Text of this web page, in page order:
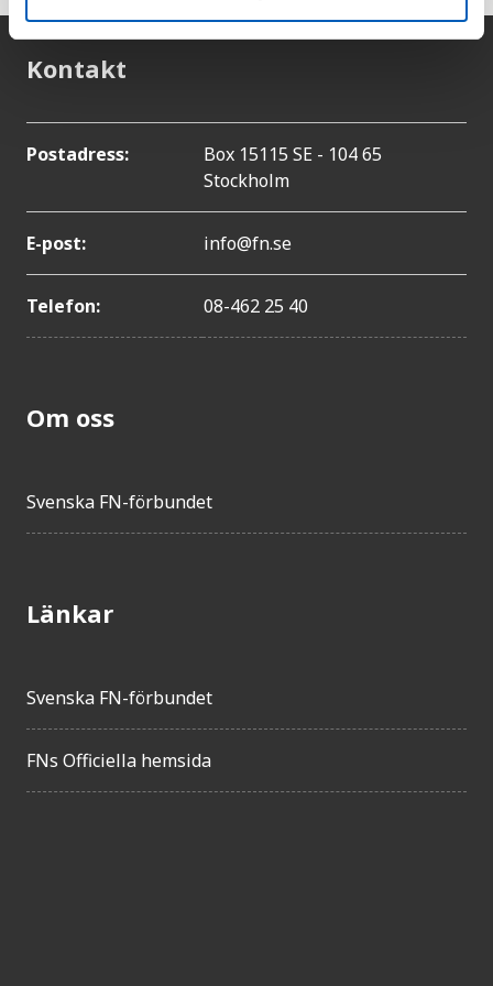
Kontakt
Postadress:
Box 15115 SE - 104 65
Stockholm
E-post: info@fn.se
Telefon: 08-462 25 40
Om oss
Svenska FN-förbundet
Länkar
Svenska FN-förbundet
FNs Officiella hemsida